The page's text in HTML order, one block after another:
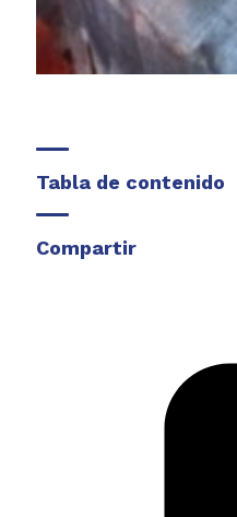
Tabla de contenido
Compartir